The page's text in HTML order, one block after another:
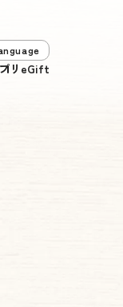
リ eGift